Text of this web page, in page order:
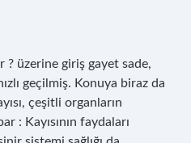
? üzerine giriş gayet sade,
geçilmiş. Konuya biraz da
çeşitli organların
: Kayısının faydaları